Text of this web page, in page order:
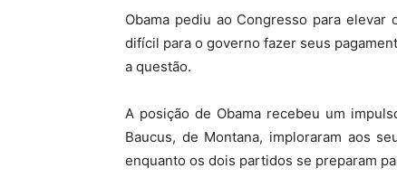
Obama pediu ao Congresso para
difícil para o governo fazer seus
a questão.
A posição de Obama recebeu um
Baucus, de Montana, imploraram aos
enquanto os dois partidos se preparam